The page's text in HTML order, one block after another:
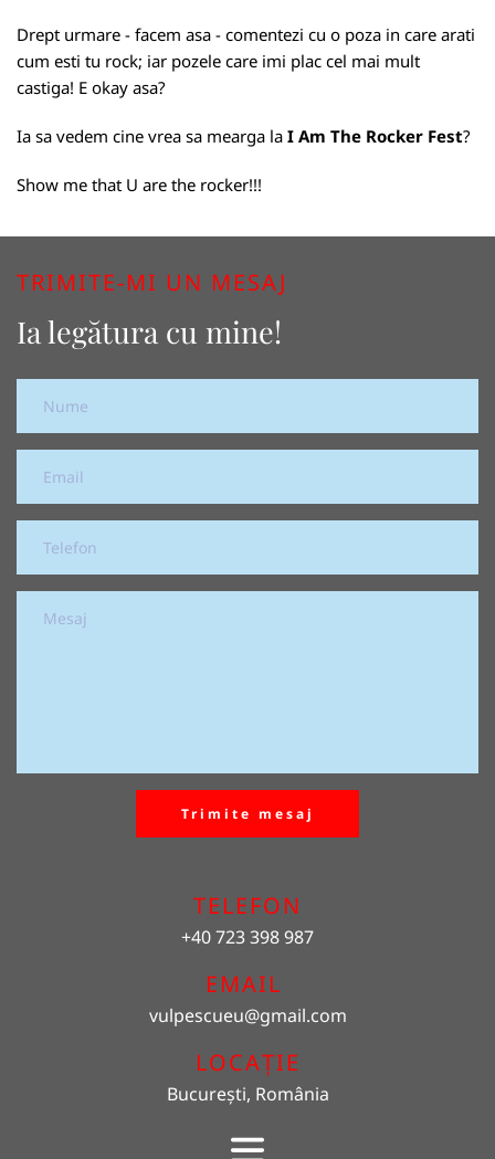
Drept urmare - facem asa - comentezi cu o poza in care arati
cum esti tu rock; iar pozele care imi plac cel mai mult
castiga! E okay asa?
Ia sa vedem cine vrea sa mearga la I Am The Rocker Fest?
Show me that U are the rocker!!!
TRIMITE-MI UN MESAJ
Ia legătura cu mine!
Trimite mesaj
TELEFON
+40 723 398 987
EMAIL
vulpescueu@gmail.com
LOCAȚIE
București, România